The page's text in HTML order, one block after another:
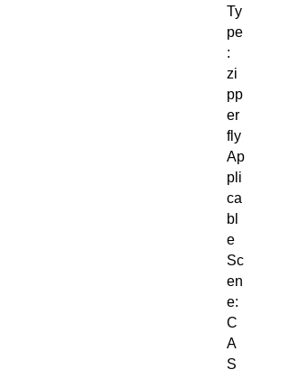
Ty
pe
:
zi
pp
er
fly
Ap
pli
ca
bl
e
Sc
en
e:
C
A
S